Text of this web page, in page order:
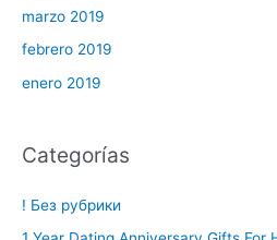
marzo 2019
febrero 2019
enero 2019
Categorías
! Без рубрики